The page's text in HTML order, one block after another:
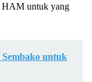
HAM untuk yang
untuk